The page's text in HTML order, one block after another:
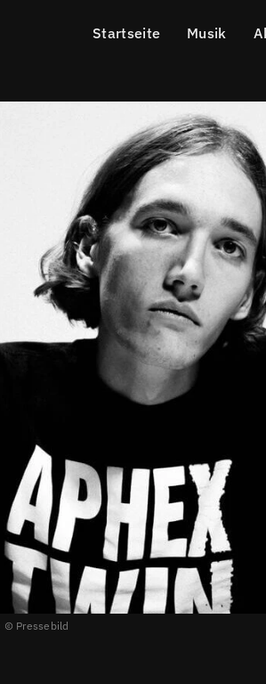
Startseite Musik
Pressebild